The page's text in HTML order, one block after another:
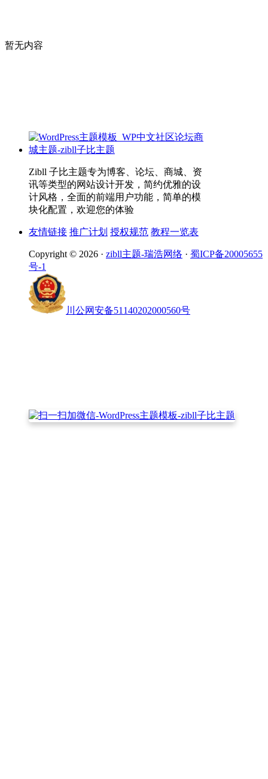
暂无内容
Zibll 子比主题专为博客、论坛、商城、资
讯等类型的网站设计开发，简约优雅的设
计风格，全面的前端用户功能，简单的模
块化配置，欢迎您的体验
友情链接 推广计划 授权规范 教程一览表
Copyright © 2026 · zibll主题-瑞浩网络 · 蜀ICP备20005655
号-1
川公网安备51140202000560号